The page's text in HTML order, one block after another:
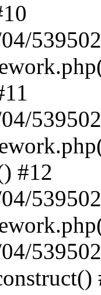
#12